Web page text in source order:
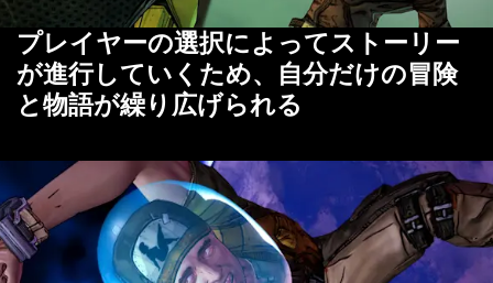
プレイヤーの選択によってストーリー
が進行していくため、自分だけの冒険
と物語が繰り広げられる